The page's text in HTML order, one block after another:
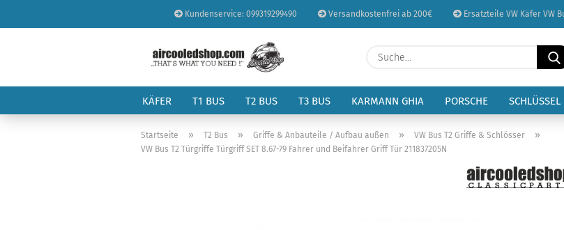
Kundenservice: 099319299490 Versandkostenfrei ab 200€ Ersatzteile VW Käfer VW
Sprache
Lieferland
KÄFER T1 BUS T2 BUS T3 BUS KARMANN GHIA PORSCHE
Startseite » T2 Bus » Griffe & Anbauteile / Aufbau außen » VW Bus T2 Griffe & Schlösser »
VW Bus T2 Türgriffe Türgriff SET 8.67-79 Fahrer und Beifahrer Griff Tür 211837205N